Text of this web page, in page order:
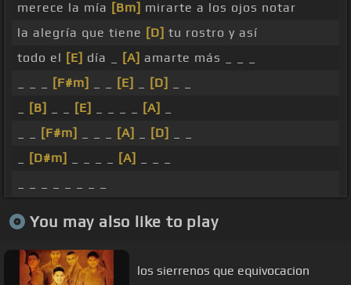
merece la mía [Bm] mirarte a los ojos notar
la alegría que tiene [D] tu rostro y así
todo el [E] día _ [A] amarte más _ _ _
[F#m] [E] [D]
[B] [E] [A]
[F#m] [A] [D]
[D#m] [A]
You may also like to play
los sierrenos que equivocacion